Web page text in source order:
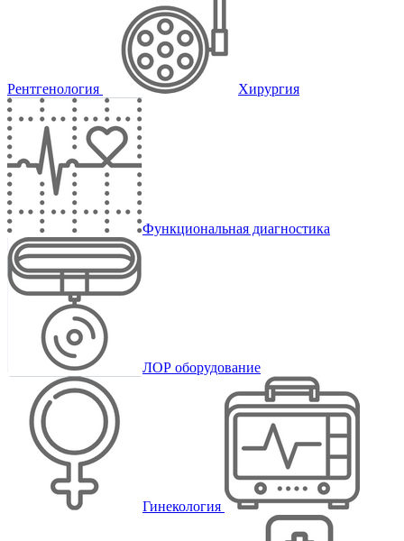
Рентгенология Хирургия
Функциональная диагностика
ЛОР оборудование
Гинекология